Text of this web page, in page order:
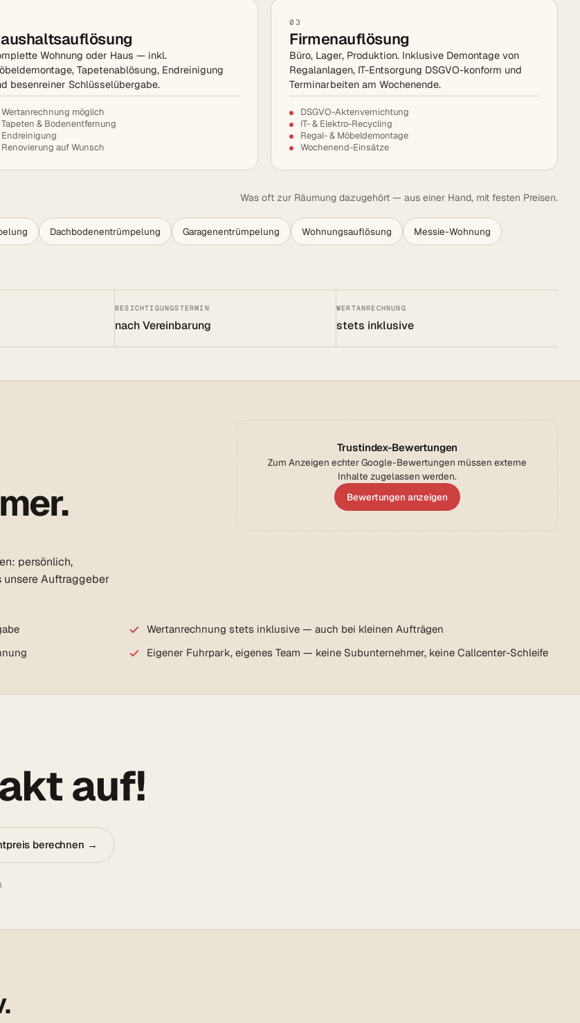
Wohnung oder Haus — inkl.
Tapetenablösung, Endreinigung
besenreiner Schlüsselübergabe.
Wertanrechnung möglich
Tapeten & Bodenentfernung
Endreinigung
Renovierung auf Wunsch
03
Firmenauflösung
Büro, Lager, Produktion. Inklusive Demontage von
Regalanlagen, IT-Entsorgung DSGVO-konform und
Terminarbeiten am Wochenende.
DSGVO-Aktenvernichtung
IT- & Elektro-Recycling
Regal- & Möbeldemontage
Wochenend-Einsätze
Was oft zur Räumung dazugehört — aus einer Hand, mit festen Preisen.
Dachbodenentrümpelung Garagenentrümpelung Wohnungsauflösung Messie-Wohnung
BESICHTIGUNGSTERMIN
nach Vereinbarung
WERTANRECHNUNG
stets inklusive
Trustindex-Bewertungen
Zum Anzeigen echter Google-Bewertungen müssen externe
Inhalte zugelassen werden.
Bewertungen anzeigen
persönlich,
unsere Auftraggeber
Wertanrechnung stets inklusive — auch bei kleinen Aufträgen
Eigener Fuhrpark, eigenes Team — keine Subunternehmer, keine Callcenter-Schleife
auf!
berechnen →